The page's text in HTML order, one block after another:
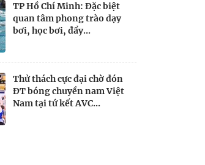
TP Hồ Chí Minh: Đặc biệt
quan tâm phong trào dạy
bơi, học bơi, đẩy...
Thử thách cực đại chờ đón
ĐT bóng chuyền nam Việt
Nam tại tứ kết AVC...